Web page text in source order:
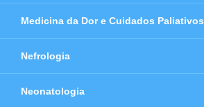
Medicina da Dor e Cuidados Paliativos
Nefrologia
Neonatologia